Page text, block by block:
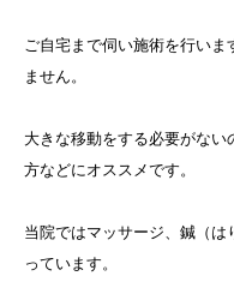
ご自宅まで伺い施術を行いま
ません。
大きな移動をする必要がな
方などにオススメです。
当院ではマッサージ、鍼（
っています。